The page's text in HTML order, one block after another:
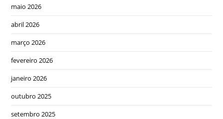
maio 2026
abril 2026
março 2026
fevereiro 2026
janeiro 2026
outubro 2025
setembro 2025